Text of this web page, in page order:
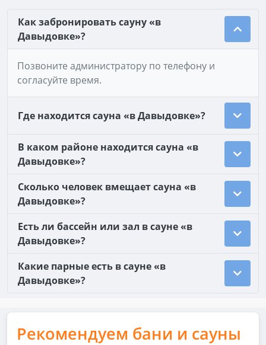
Как забронировать сауну «в
Давыдовке»?
Позвоните администратору по телефону и
согласуйте время.
Где находится сауна «в Давыдовке»?
В каком районе находится сауна «в
Давыдовке»?
Сколько человек вмещает сауна «в
Давыдовке»?
Есть ли бассейн или зал в сауне «в
Давыдовке»?
Какие парные есть в сауне «в
Давыдовке»?
Рекомендуем бани и сауны